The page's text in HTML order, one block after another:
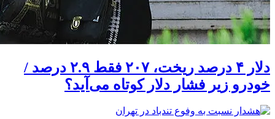
دلار ۴ درصد ریخت، ۲۰۷ فقط ۲.۹ درصد /
خودرو زیر فشار دلار کوتاه می‌آید؟